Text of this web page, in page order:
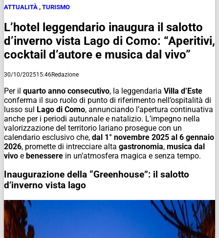
ATTUALITÀ , TURISMO
L’hotel leggendario inaugura il salotto
d’inverno vista Lago di Como: “Aperitivi,
cocktail d’autore e musica dal vivo”
30/10/202515:46Redazione
Per il quarto anno consecutivo, la leggendaria Villa d’Este
conferma il suo ruolo di punto di riferimento nell’ospitalità di
lusso sul Lago di Como, annunciando l’apertura continuativa
anche per i periodi autunnale e natalizio. L’impegno nella
valorizzazione del territorio lariano prosegue con un
calendario esclusivo che, dal 1° novembre 2025 al 6 gennaio
2026, promette di intrecciare alta gastronomia, musica dal
vivo e benessere in un’atmosfera magica e senza tempo.
Inaugurazione della “Greenhouse”: il salotto
d’inverno vista lago